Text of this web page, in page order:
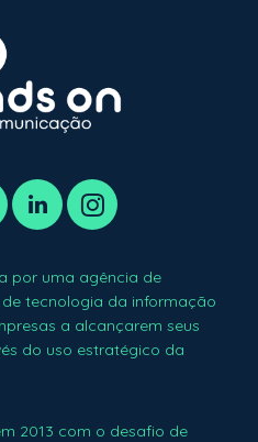
por uma agência de
tecnologia da informação
a alcançarem seus
do uso estratégico da
2013 com o desafio de